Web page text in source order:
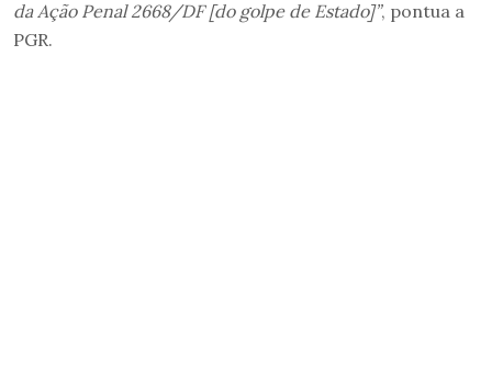
da Ação Penal 2668/DF [do golpe de Estado]”, pontua a
PGR.